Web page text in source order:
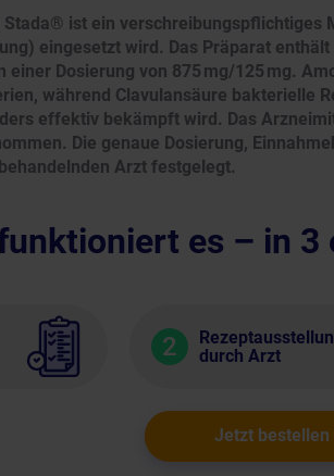
Stada® ist ein verschreibungspflichtiges
eingesetzt wird. Das Präparat
einer Dosierung von 875 mg/125 mg.
während Clavulansäure bakterielle
effektiv bekämpft wird. Das
Die genaue Dosierung,
Arzt festgelegt.
es – in 3
2
durch Arzt
Jetzt bestellen